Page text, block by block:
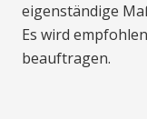
eigenständige
Es wird
beauftragen.